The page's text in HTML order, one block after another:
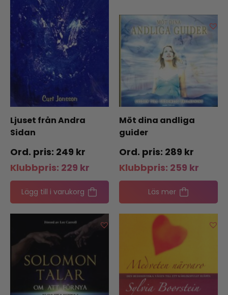
Ljuset från Andra
Sidan
249 kr
Klubbpris: 229 kr
Lägg till i varukorg
Möt dina andliga
guider
289 kr
Klubbpris: 259 kr
Läs mer